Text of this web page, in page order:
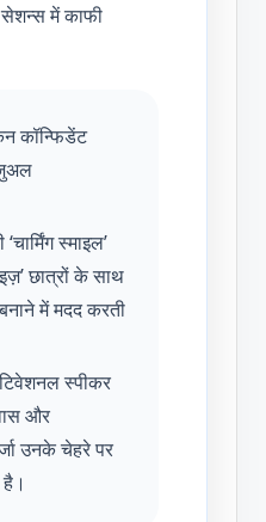
में काफी
कॉन्फिडेंट
स्माइल’
छात्रों के साथ
में मदद करती
स्पीकर
और
उनके चेहरे पर